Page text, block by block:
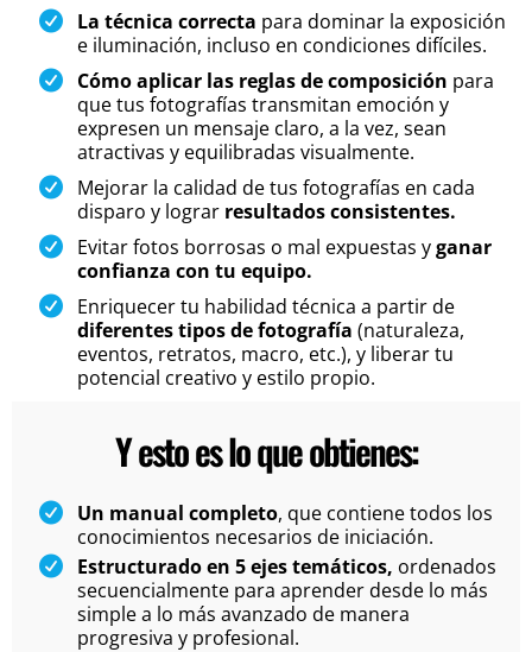
La técnica correcta para dominar la exposición
e iluminación, incluso en condiciones difíciles.
Cómo aplicar las reglas de composición para
que tus fotografías transmitan emoción y
expresen un mensaje claro, a la vez, sean
atractivas y equilibradas visualmente.
Mejorar la calidad de tus fotografías en cada
disparo y lograr resultados consistentes.
Evitar fotos borrosas o mal expuestas yganar
confianza con tu equipo.
Enriquecer tu habilidad técnica a partir de
diferentes tipos de fotografía (naturaleza,
eventos, retratos, macro, etc.), y liberar tu
potencial creativo y estilo propio.
Y esto es lo que obtienes:
Un manual completo, que contiene todos los
conocimientos necesarios de iniciación.
Estructurado en 5 ejes temáticos, ordenados
secuencialmente para aprender desde lo más
simple a lo más avanzado de manera
progresiva y profesional.